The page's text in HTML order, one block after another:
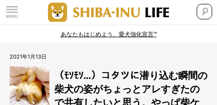
あなたもはじめよう、愛犬強化宣言™
2021年1月13日
（ﾓｿﾓｿ…）コタツに潜り込む瞬間の
柴犬の姿がちょっとアレすぎたの
で共有したいと思う。やっぱ柴ケ